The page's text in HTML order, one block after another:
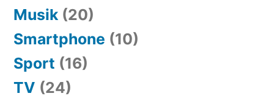
Musik (20)
Smartphone (10)
Sport (16)
TV (24)